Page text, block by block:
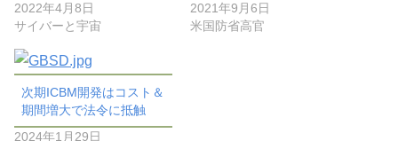
2022年4月8日
サイバーと宇宙
2021年9月6日
米国防省高官
次期ICBM開発はコスト＆
期間増大で法令に抵触
2024年1月29日